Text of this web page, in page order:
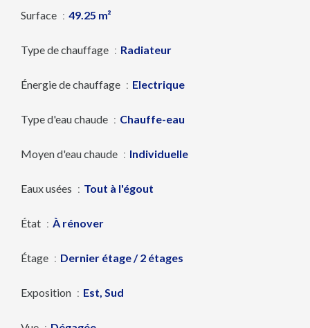
Surface 49.25 m²
Type de chauffage Radiateur
Énergie de chauffage Electrique
Type d'eau chaude Chauffe-eau
Moyen d'eau chaude Individuelle
Eaux usées Tout à l'égout
État À rénover
Étage Dernier étage / 2 étages
Exposition Est, Sud